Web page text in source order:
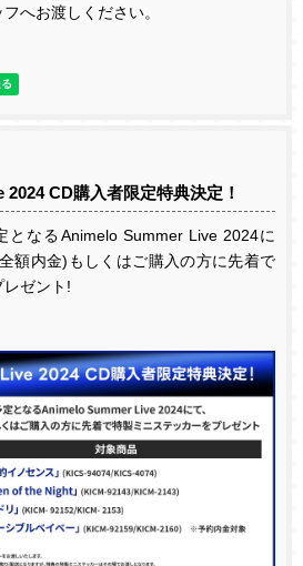
へお渡しください。
CD購入者限定特典決定！
となるAnimelo Summer Live 2024に
額内金) もしくはご購入の方に先着で
ゼント!